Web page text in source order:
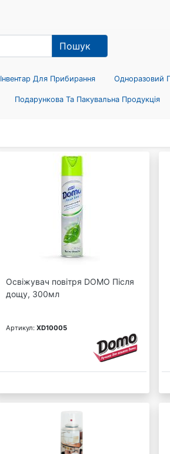
Пошук
Інвентар Для Прибирання Одноразовий
Подарункова Та Пакувальна Продукція
Освіжувач повітря DOMO Після
дощу, 300мл
Артикул: XD10005